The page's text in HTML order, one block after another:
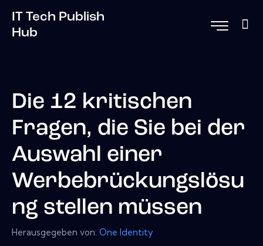
IT Tech Publish
Hub
Die 12 kritischen
Fragen, die Sie bei der
Auswahl einer
Werbebrückungslösu
ng stellen müssen
Herausgegeben von: One Identity